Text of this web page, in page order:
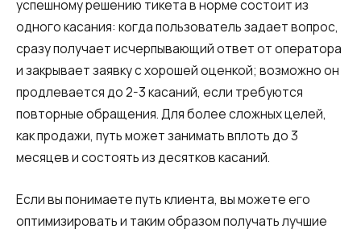
успешному решению тикета в норме состоит из
одного касания: когда пользователь задает вопрос,
сразу получает исчерпывающий ответ от оператора
и закрывает заявку с хорошей оценкой; возможно он
продлевается до 2-3 касаний, если требуются
повторные обращения. Для более сложных целей,
как продажи, путь может занимать вплоть до 3
месяцев и состоять из десятков касаний.
Если вы понимаете путь клиента, вы можете его
оптимизировать и таким образом получать лучшие